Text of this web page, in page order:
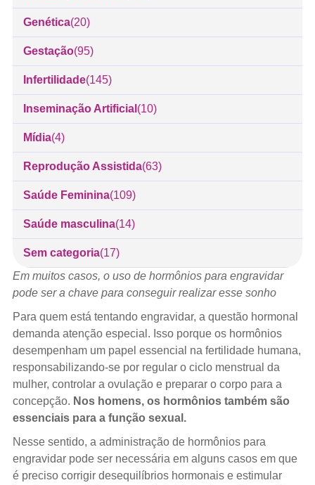
Genética(20)
Gestação(95)
Infertilidade(145)
Inseminação Artificial (10)
Mídia(4)
Reprodução Assistida(63)
Saúde Feminina(109)
Saúde masculina(14)
Sem categoria(17)
Em muitos casos, o uso de hormônios para engravidar
pode ser a chave para conseguir realizar esse sonho
Para quem está tentando engravidar, a questão hormonal
demanda atenção especial. Isso porque os hormônios
desempenham um papel essencial na fertilidade humana,
responsabilizando-se por regular o ciclo menstrual da
mulher, controlar a ovulação e preparar o corpo para a
concepção. Nos homens, os hormônios também são
essenciais para a função sexual.
Nesse sentido, a administração de hormônios para
engravidar pode ser necessária em alguns casos em que
é preciso corrigir desequilíbrios hormonais e estimular